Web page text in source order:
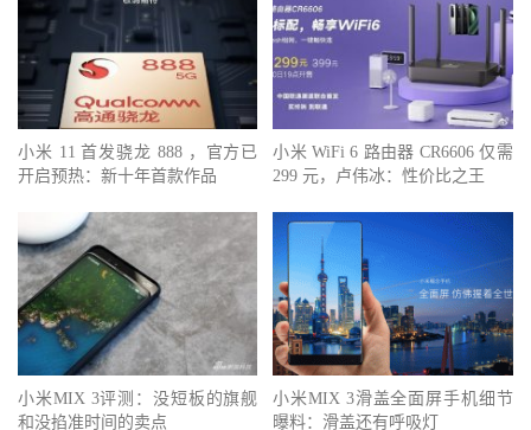
小米 11 首发骁龙 888 ，官方已
开启预热：新十年首款作品
小米 WiFi 6 路由器 CR6606 仅需
299 元，卢伟冰：性价比之王
小米MIX 3评测：没短板的旗舰
和没掐准时间的卖点
小米MIX 3滑盖全面屏手机细节
曝料：滑盖还有呼吸灯